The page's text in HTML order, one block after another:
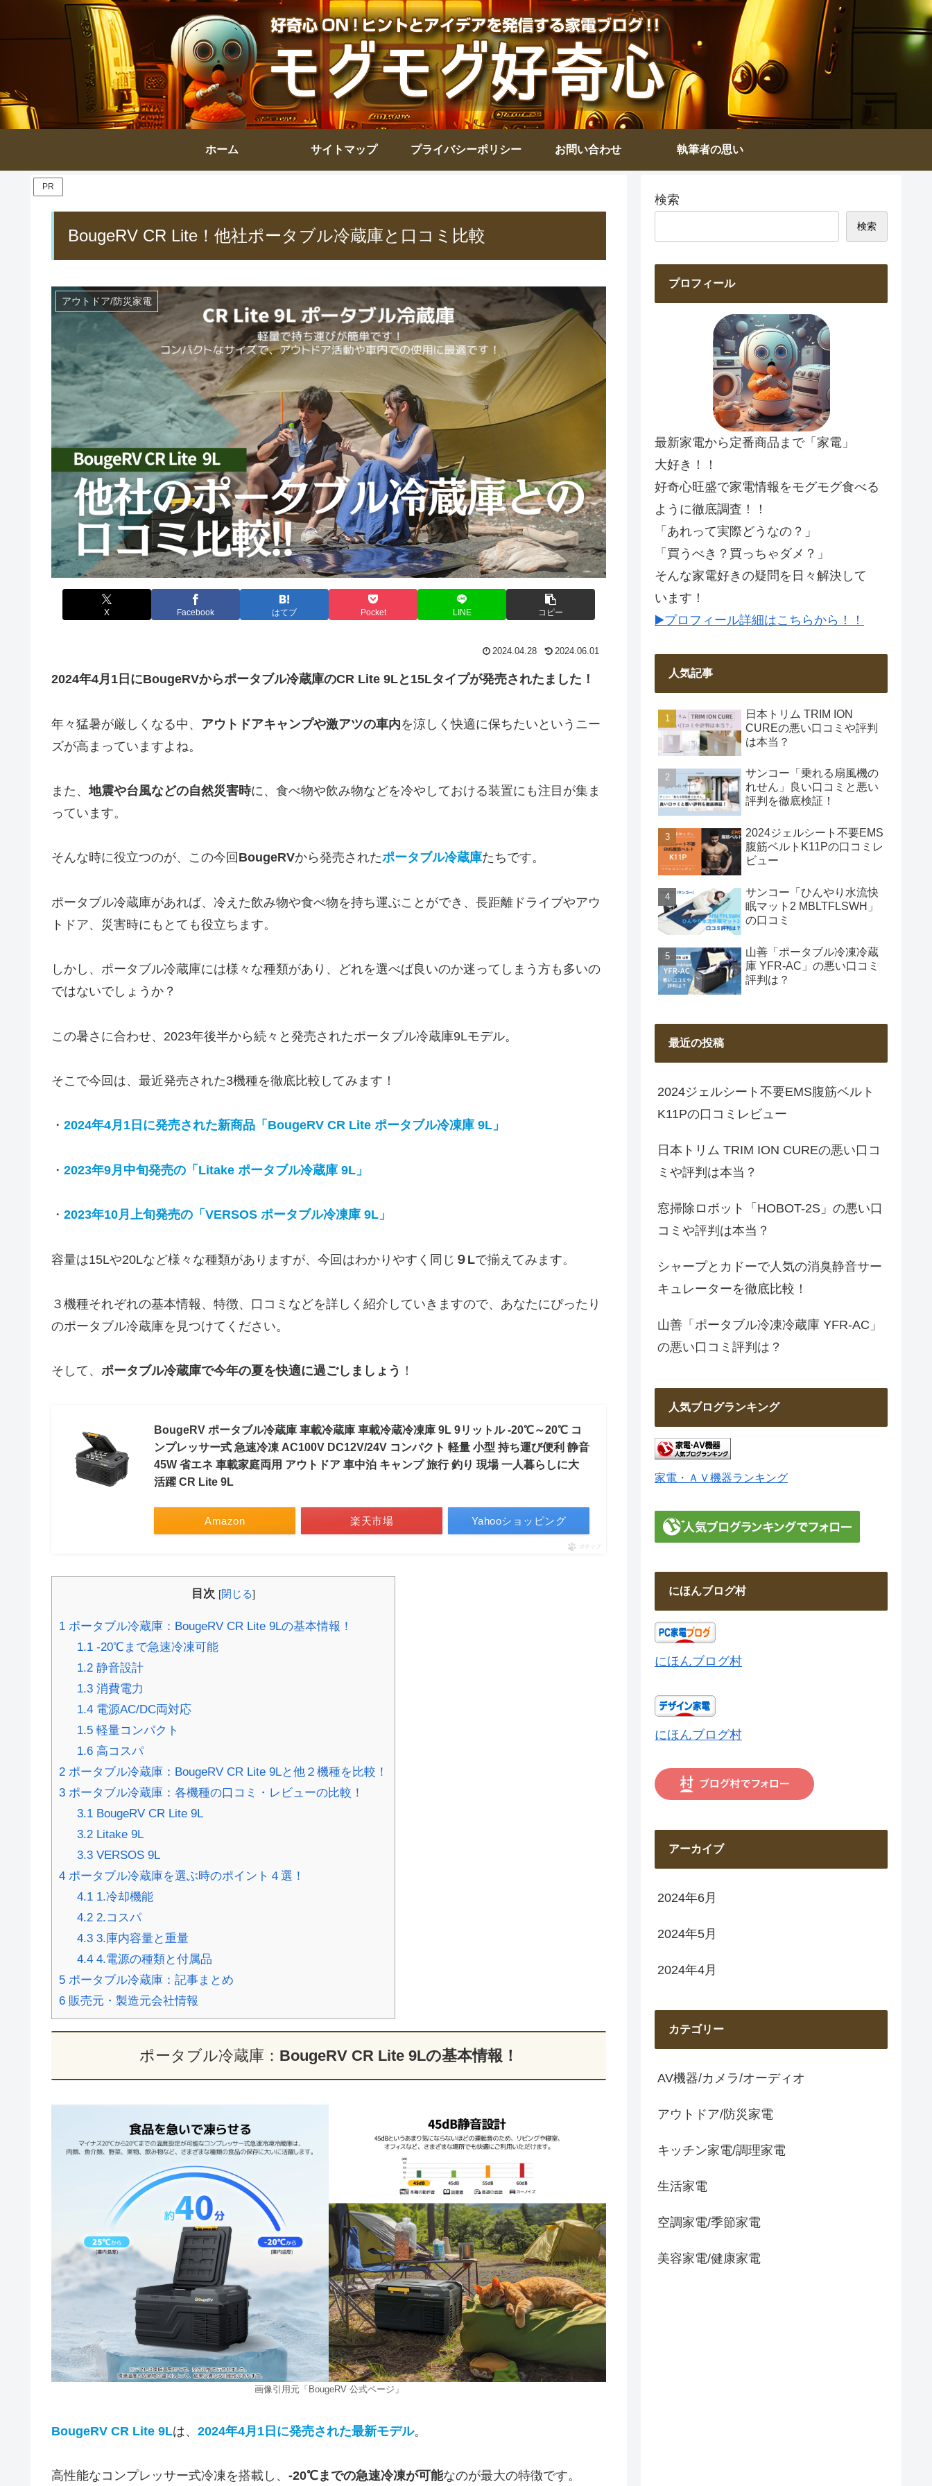
ホーム サイトマップ プライバシーポリシー お問い合わせ 執筆者の思い
PR
BougeRV CR Lite！他社ポータブル冷蔵庫と口コミ比較
アウトドア/防災家電
X Facebook はてブ Pocket LINE コピー
2024.04.28 2024.06.01
2024年4月1日にBougeRVからポータブル冷蔵庫のCR Lite 9Lと15Lタイプが発売されたました！
年々猛暑が厳しくなる中、 アウトドアキャンプや激アツの車内を涼しく快適に保ちたいというニー
ズが高まっていますよね。
また、地震や台風などの自然災害時に、食べ物や飲み物などを冷やしておける装置にも注目が集ま
っています。
そんな時に役立つのが、この今回 BougeRVから発売されたポータブル冷蔵庫たちです。
ポータブル冷蔵庫があれば、冷えた飲み物や食べ物を持ち運ぶことができ、長距離ドライブやアウ
トドア、災害時にもとても役立ちます。
しかし、ポータブル冷蔵庫には様々な種類があり、どれを選べば良いのか迷ってしまう方も多いの
ではないでしょうか？
この暑さに合わせ、2023年後半から続々と発売されたポータブル冷蔵庫9Lモデル。
そこで今回は、最近発売された3機種を徹底比較してみます！
・ 2024年4月1日に発売された新商品「BougeRV CR Lite ポータブル冷凍庫 9L」
・ 2023年9月中旬発売の「Litake ポータブル冷蔵庫 9L」
・ 2023年10月上旬発売の「VERSOS ポータブル冷凍庫 9L」
容量は15Lや20Lなど様々な種類がありますが、今回はわかりやすく同じ ９Lで揃えてみます。
３機種それぞれの基本情報、特徴、口コミなどを詳しく紹介していきますので、あなたにぴったり
のポータブル冷蔵庫を見つけてください。
そして、 ポータブル冷蔵庫で今年の夏を快適に過ごしましょう ！
BougeRV ポータブル冷蔵庫 車載冷蔵庫 車載冷蔵冷凍庫 9L 9リットル -20℃～20℃ コ
ンプレッサー式 急速冷凍 AC100V DC12V/24V コンパクト 軽量 小型 持ち運び便利 静音
45W 省エネ 車載家庭両用 アウトドア 車中泊 キャンプ 旅行 釣り 現場 一人暮らしに大
活躍 CR Lite 9L
Amazon 楽天市場 Yahooショッピング
ポチップ
目次 [閉じる]
1 ポータブル冷蔵庫：BougeRV CR Lite 9Lの基本情報！
1.1-20℃まで急速冷凍可能
1.2静音設計
1.3消費電力
1.4電源AC/DC両対応
1.5軽量コンパクト
1.6高コスパ
2 ポータブル冷蔵庫：BougeRV CR Lite 9Lと他２機種を比較！
3 ポータブル冷蔵庫：各機種の口コミ・レビューの比較！
3.1BougeRV CR Lite 9L
3.2Litake 9L
3.3VERSOS 9L
4 ポータブル冷蔵庫を選ぶ時のポイント４選！
4.11.冷却機能
4.22.コスパ
4.33.庫内容量と重量
4.44.電源の種類と付属品
5 ポータブル冷蔵庫：記事まとめ
6 販売元・製造元会社情報
ポータブル冷蔵庫： BougeRV CR Lite 9Lの基本情報！
画像引用元「BougeRV 公式ページ」
BougeRV CR Lite 9Lは、 2024年4月1日に発売された最新モデル。
高性能なコンプレッサー式冷凍を搭載し、 -20℃までの急速冷凍が可能なのが最大の特徴です。
検索
検索
プロフィール
最新家電から定番商品まで「家電」
大好き！！
好奇心旺盛で家電情報をモグモグ食べる
ように徹底調査！！
「あれって実際どうなの？」
「買うべき？買っちゃダメ？」
そんな家電好きの疑問を日々解決して
います！
▶️プロフィール詳細はこちらから！！
人気記事
日本トリム TRIM ION
CUREの悪い口コミや評判
は本当？
サンコー「乗れる扇風機の
れせん」良い口コミと悪い
評判を徹底検証！
2024ジェルシート不要EMS
腹筋ベルトK11Pの口コミレ
ビュー
サンコー「ひんやり水流快
眠マット2 MBLTFLSWH」
の口コミ
山善「ポータブル冷凍冷蔵
庫 YFR-AC」の悪い口コミ
評判は？
最近の投稿
2024ジェルシート不要EMS腹筋ベルト
K11Pの口コミレビュー
日本トリム TRIM ION CUREの悪い口コ
ミや評判は本当？
窓掃除ロボット「HOBOT-2S」の悪い口
コミや評判は本当？
シャープとカドーで人気の消臭静音サー
キュレーターを徹底比較！
山善「ポータブル冷凍冷蔵庫 YFR-AC」
の悪い口コミ評判は？
人気ブログランキング
家電・ＡＶ機器ランキング
にほんブログ村
にほんブログ村
にほんブログ村
アーカイブ
2024年6月
2024年5月
2024年4月
カテゴリー
AV機器/カメラ/オーディオ
アウトドア/防災家電
キッチン家電/調理家電
生活家電
空調家電/季節家電
美容家電/健康家電